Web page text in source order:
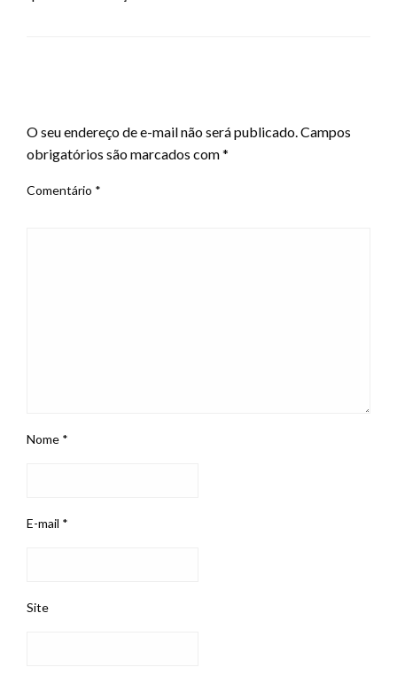
O seu endereço de e-mail não será publicado.Campos
obrigatórios são marcados com*
Comentário *
Nome *
E-mail *
Site